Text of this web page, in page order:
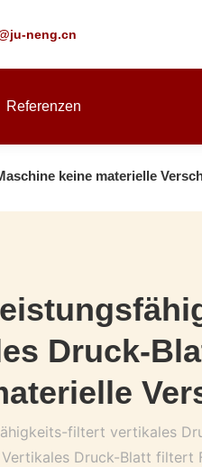
neng.cn
Referenzen
keine materielle
Druck-
filtert vertikales
Druck-Blatt filtert